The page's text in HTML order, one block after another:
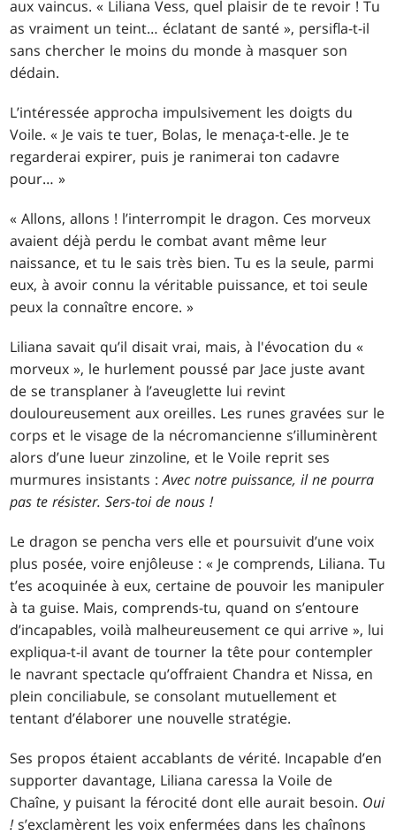
aux vaincus. « Liliana Vess, quel plaisir de te revoir ! Tu
as vraiment un teint… éclatant de santé », persifla-t-il
sans chercher le moins du monde à masquer son
dédain.
L’intéressée approcha impulsivement les doigts du
Voile. « Je vais te tuer, Bolas, le menaça-t-elle. Je te
regarderai expirer, puis je ranimerai ton cadavre
pour… »
« Allons, allons ! l’interrompit le dragon. Ces morveux
avaient déjà perdu le combat avant même leur
naissance, et tu le sais très bien. Tu es la seule, parmi
eux, à avoir connu la véritable puissance, et toi seule
peux la connaître encore. »
Liliana savait qu’il disait vrai, mais, à l'évocation du «
morveux », le hurlement poussé par Jace juste avant
de se transplaner à l’aveuglette lui revint
douloureusement aux oreilles. Les runes gravées sur le
corps et le visage de la nécromancienne s’illuminèrent
alors d’une lueur zinzoline, et le Voile reprit ses
murmures insistants :Avec notre puissance, il ne pourra
pas te résister. Sers-toi de nous !
Le dragon se pencha vers elle et poursuivit d’une voix
plus posée, voire enjôleuse : « Je comprends, Liliana. Tu
t’es acoquinée à eux, certaine de pouvoir les manipuler
à ta guise. Mais, comprends-tu, quand on s’entoure
d’incapables, voilà malheureusement ce qui arrive », lui
expliqua-t-il avant de tourner la tête pour contempler
le navrant spectacle qu’offraient Chandra et Nissa, en
plein conciliabule, se consolant mutuellement et
tentant d’élaborer une nouvelle stratégie.
Ses propos étaient accablants de vérité. Incapable d’en
supporter davantage, Liliana caressa la Voile de
Chaîne, y puisant la férocité dont elle aurait besoin. Oui
!s’exclamèrent les voix enfermées dans les chaînons